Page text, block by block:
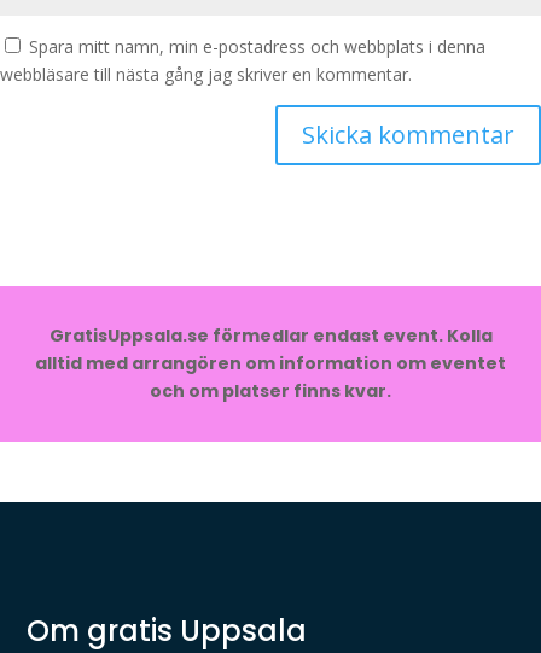
Spara mitt namn, min e-postadress och webbplats i denna
webbläsare till nästa gång jag skriver en kommentar.
GratisUppsala.se förmedlar endast event. Kolla
alltid med arrangören om information om eventet
och om platser finns kvar.
Om gratis Uppsala